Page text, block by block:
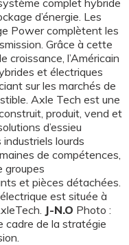
complet hybride
d’énergie. Les
Power complètent les
Grâce à cette
croissance, l’Américain
et électriques
sur les marchés de
Axle Tech est une
produit, vend et
d’essieu
lourds
de compétences,
groupes
et pièces détachées.
est située à
J-N.O Photo :
cadre de la stratégie